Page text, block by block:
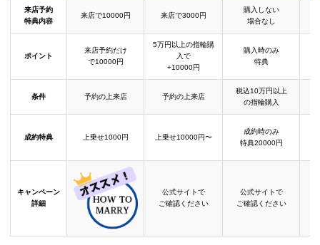
来店予約
特典内容
来店で10000円 来店で3000円
購入しない
場合なし
ポイント
来店予約だけ
で10000円
5万円以上の指輪購
入で
+10000円
購入時のみ
特典
条件 予約の上来店 予約の上来店
税込10万円以上
の指輪購入
成約特典 上乗せ1000円 上乗せ10000円〜
成約時のみ
特典20000円
キャンペーン
詳細
公式サイトで
ご確認ください
公式サイトで
ご確認ください